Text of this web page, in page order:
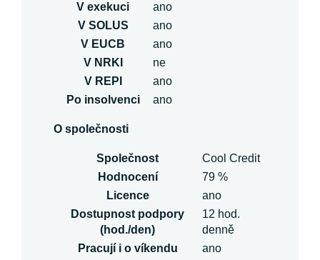
V exekuci
ano
V SOLUS
ano
V EUCB
ano
V NRKI
ne
V REPI
ano
Po insolvenci
ano
O společnosti
Společnost
Cool Credit
Hodnocení
79 %
Licence
ano
Dostupnost podpory
(hod./den)
12 hod.
denně
Pracují i o víkendu
ano